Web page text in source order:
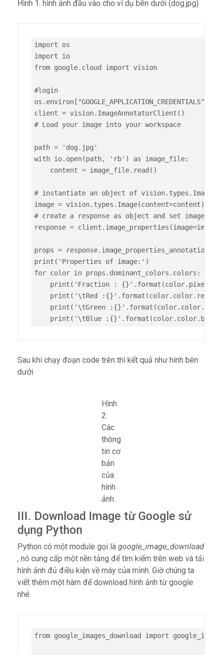
Hình 1: hình ảnh đầu vào cho ví dụ bên dưới (dog.jpg)
import os
import io
from google.cloud import vision
#login
client = vision.ImageAnnotatorClient()
# Load your image into your workspace
path = 'dog.jpg'
with io.open(path, 'rb') as image_file:
    content = image_file.read()
# instantiate an object of vision.types.Image
image = vision.types.Image(content=content)
# create a response as object and set image
response = client.image_properties(image=image)
props = response.image_properties_annotation
print('Properties of image:')
for color in props.dominant_colors.colors:
print('Fraction :
    print('\tRed :{}'.format(color.color.red))
print('\tGreen
Sau khi chạy đoạn code trên thì kết quả như hình bên
dưới
Hình
2:
Các
thông
tin cơ
bản
của
hình
ảnh.
III. Download Image từ Google sử
dụng Python
Python có một module gọi là google_image_download
, nó cung cấp một nền tảng để tìm kiếm trên web và tải
hình ảnh đủ điều kiện về máy của mình. Giờ chúng ta
viết thêm một hàm để download hình ảnh từ google
nhé.
from google_images_download import